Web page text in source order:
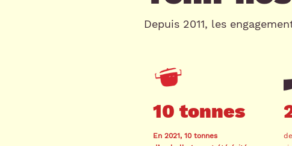
Depuis 2011, les
10 tonnes
En 2021, 10 tonnes